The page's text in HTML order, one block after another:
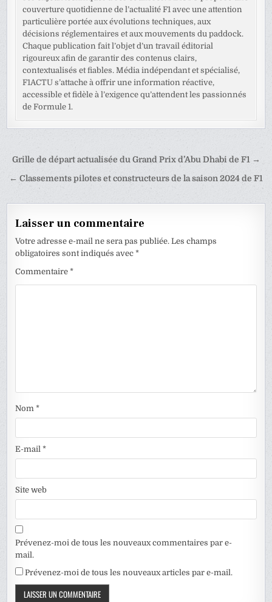
couverture quotidienne de l’actualité F1 avec une attention
particulière portée aux évolutions techniques, aux
décisions réglementaires et aux mouvements du paddock.
Chaque publication fait l’objet d’un travail éditorial
rigoureux afin de garantir des contenus clairs,
contextualisés et fiables. Média indépendant et spécialisé,
F1ACTU s’attache à offrir une information réactive,
accessible et fidèle à l’exigence qu’attendent les passionnés
de Formule 1.
Navigation
de
Grille de départ actualisée du Grand Prix d’Abu Dhabi de F1 →
← Classements pilotes et constructeurs de la saison 2024 de F1
Laisser un commentaire
Votre adresse e-mail ne sera pas publiée. Les champs
obligatoires sont indiqués avec*
Commentaire*
Nom*
E-mail*
Site web
Prévenez-moi de tous les nouveaux commentaires par e-
mail.
Prévenez-moi de tous les nouveaux articles par e-mail.